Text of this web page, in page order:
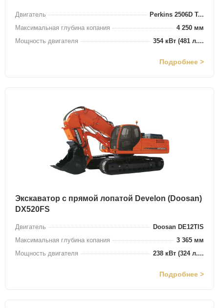
Двигатель
Perkins 2506D T...
Максимальная глубина копания
4 250 мм
Мощность двигателя
354 кВт (481 л....
Подробнее >
Экскаватор с прямой лопатой Develon (Doosan)
DX520FS
Двигатель
Doosan DE12TIS
Максимальная глубина копания
3 365 мм
Мощность двигателя
238 кВт (324 л....
Подробнее >